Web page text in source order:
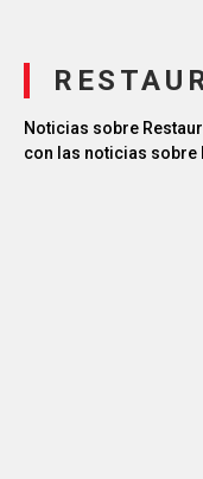
Noticias sobre
con las noticias sobre